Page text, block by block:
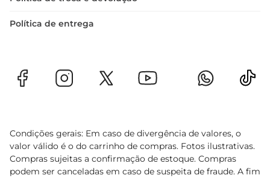
Política de entrega
Condições gerais: Em caso de divergência de valores, o
valor válido é o do carrinho de compras. Fotos ilustrativas.
Compras sujeitas a confirmação de estoque. Compras
podem ser canceladas em caso de suspeita de fraude. A fim